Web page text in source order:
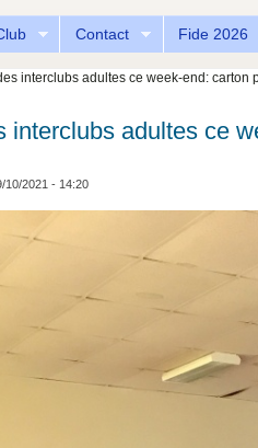
Contact Fide 2026
recherche
interclubs adultes ce week-end: carton
interclubs adultes ce
10/2021 - 14:20